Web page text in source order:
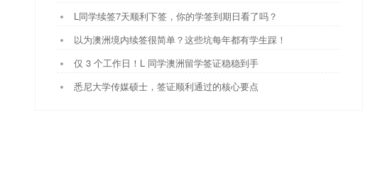
L同学续签7天顺利下签，你的学签到期日看了吗？
以为澳洲境内续签很简单？这些坑每年都有学生踩！
仅 3 个工作日！L 同学澳洲留学签证稳稳到手
悉尼大学传媒硕士，签证顺利通过的核心要点